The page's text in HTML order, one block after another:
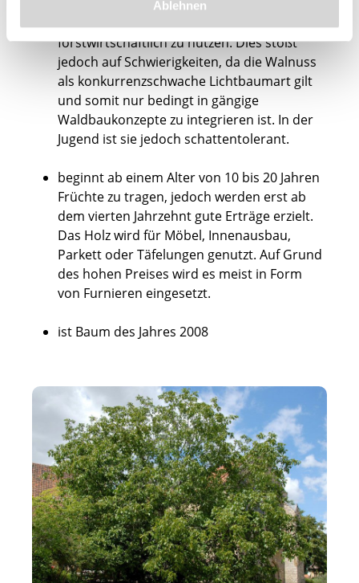
Ablehnen
wird seit Ende des letzten Jahrhunderts
vermehrt versucht, den Baum
forstwirtschaftlich zu nutzen. Dies stößt
jedoch auf Schwierigkeiten, da die Walnuss
als konkurrenzschwache Lichtbaumart gilt
und somit nur bedingt in gängige
Waldbaukonzepte zu integrieren ist. In der
Jugend ist sie jedoch schattentolerant.
beginnt ab einem Alter von 10 bis 20 Jahren
Früchte zu tragen, jedoch werden erst ab
dem vierten Jahrzehnt gute Erträge erzielt.
Das Holz wird für Möbel, Innenausbau,
Parkett oder Täfelungen genutzt. Auf Grund
des hohen Preises wird es meist in Form
von Furnieren eingesetzt.
ist Baum des Jahres 2008